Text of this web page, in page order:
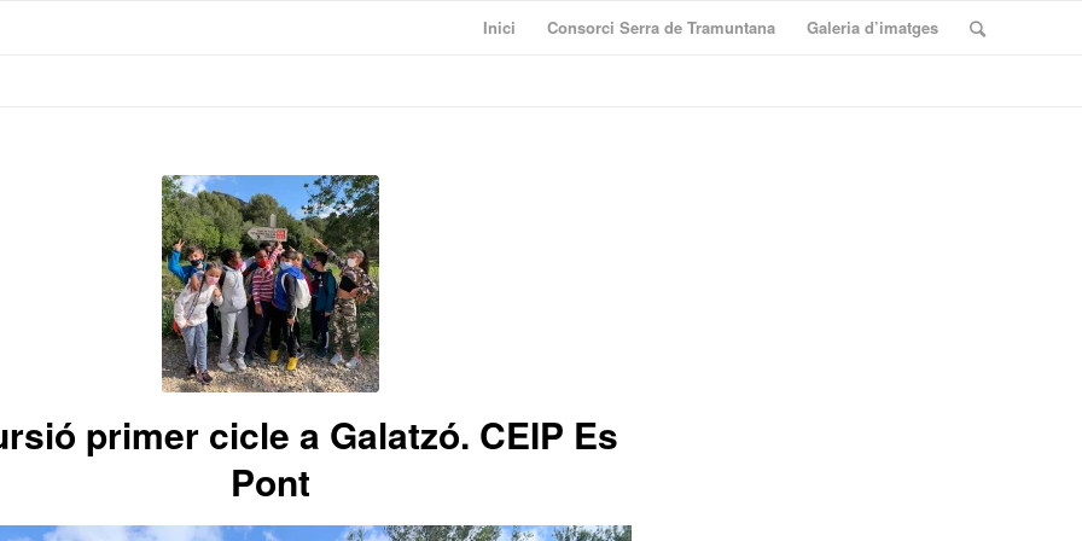
Inici Consorci Serra de Tramuntana Galeria d’imatges
primer cicle a Galatzó. CEIP Es
Pont